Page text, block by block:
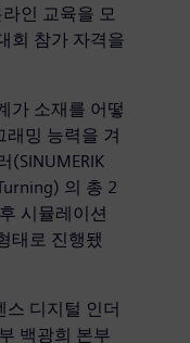
인 교육을 모
회 참가 자격을
가 소재를 어떻
밍 능력을 겨
(SINUMERIK
의 총 2
시뮬레이션
태로 진행됐
디지털 인더
백광희 본부